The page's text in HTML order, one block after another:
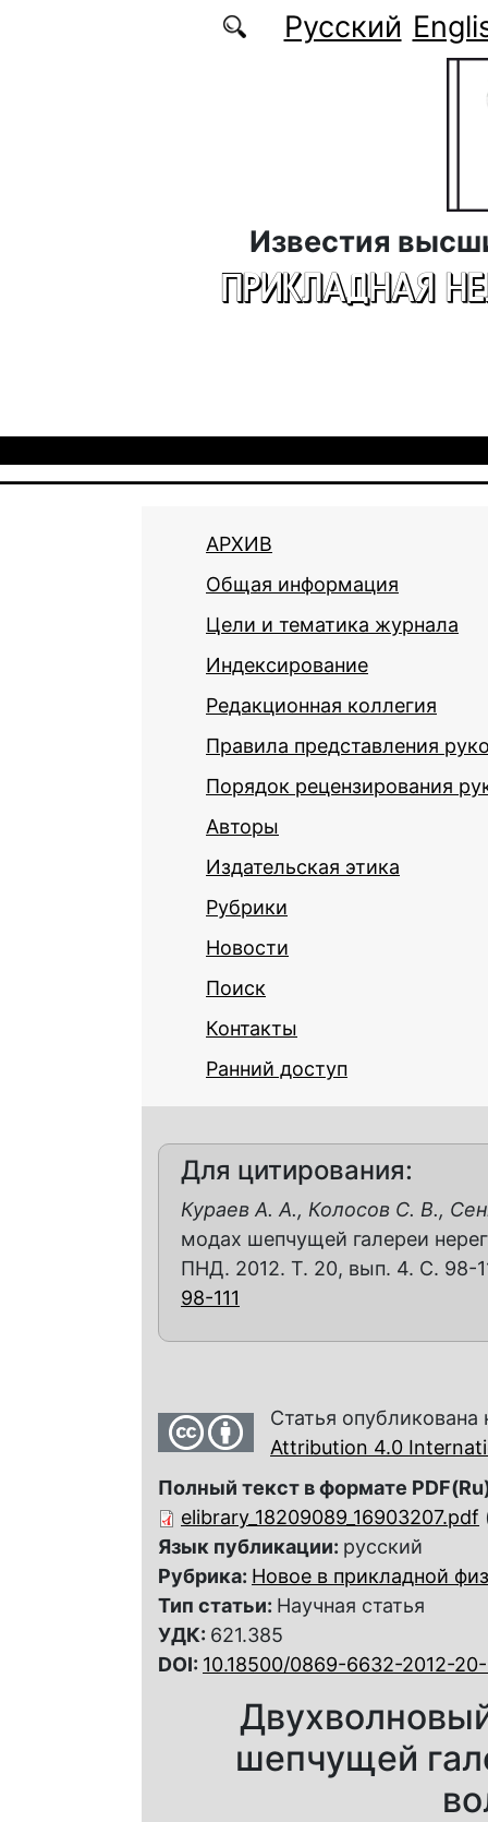
Перейти к основному содержаниюРусский
Известия
ПРИКЛАДНАЯ
АРХИВ
Общая информация
Цели и тематика журнала
Индексирование
Редакционная коллегия
Правила представления
Порядок рецензирования
Авторы
Издательская этика
Рубрики
Новости
Поиск
Контакты
Ранний доступ
Для цитирования:
Кураев А. А., Колосов С. В.,
модах шепчущей галереи
ПНД. 2012. Т. 20, вып. 4. С. 98-
98-111
Статья
Attribution 4.0
Полный текст в формате
elibrary_18209089_16903207.pdf
Язык публикации: русский
Рубрика: Новое в прикладной
Тип статьи: Научная статья
УДК: 621.385
DOI: 10.18500/0869-6632-2012-
шепчущей